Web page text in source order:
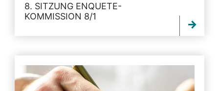
8. SITZUNG ENQUETE-
KOMMISSION 8/1